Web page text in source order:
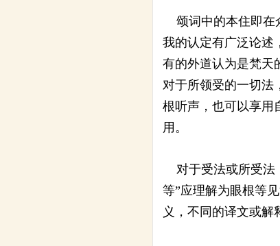
颂词中的本住即在
我的认定有广泛论述
有的外道认为是梵天
对于所领受的一切法
根听声，也可以享用
用。
对于受法或所受法
等”应理解为眼根等
义，不同的译文或解